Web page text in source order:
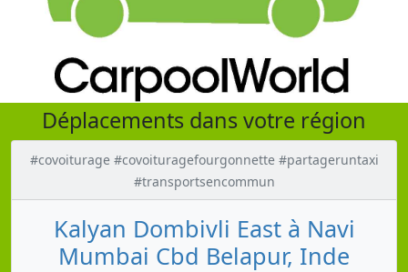
Déplacements dans votre région
#covoiturage #covoituragefourgonnette #partageruntaxi
#transportsencommun
Kalyan Dombivli East à Navi
Mumbai Cbd Belapur, Inde